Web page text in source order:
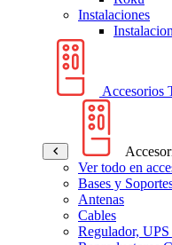
Instalaciones
Accesorios
Ver todo en
Bases y
Antenas
Cables
Regulador,